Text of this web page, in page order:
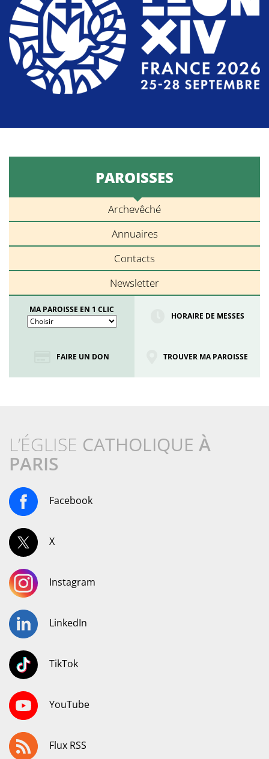
PAROISSES
Archevêché
Annuaires
Contacts
Newsletter
MA PAROISSE EN 1 CLIC
HORAIRE DE MESSES
FAIRE UN DON TROUVER MA PAROISSE
L’ÉGLISE CATHOLIQUE À
PARIS
Facebook
X
Instagram
LinkedIn
TikTok
YouTube
Flux RSS